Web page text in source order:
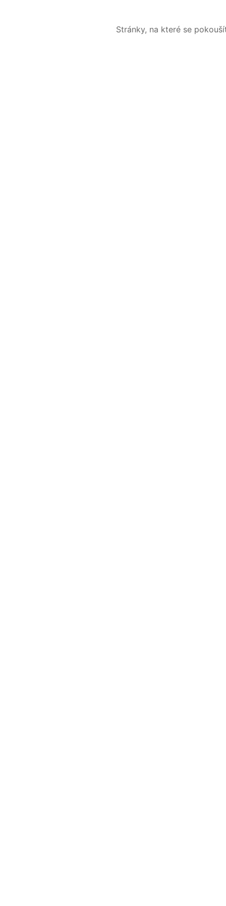
Stránky, na které se